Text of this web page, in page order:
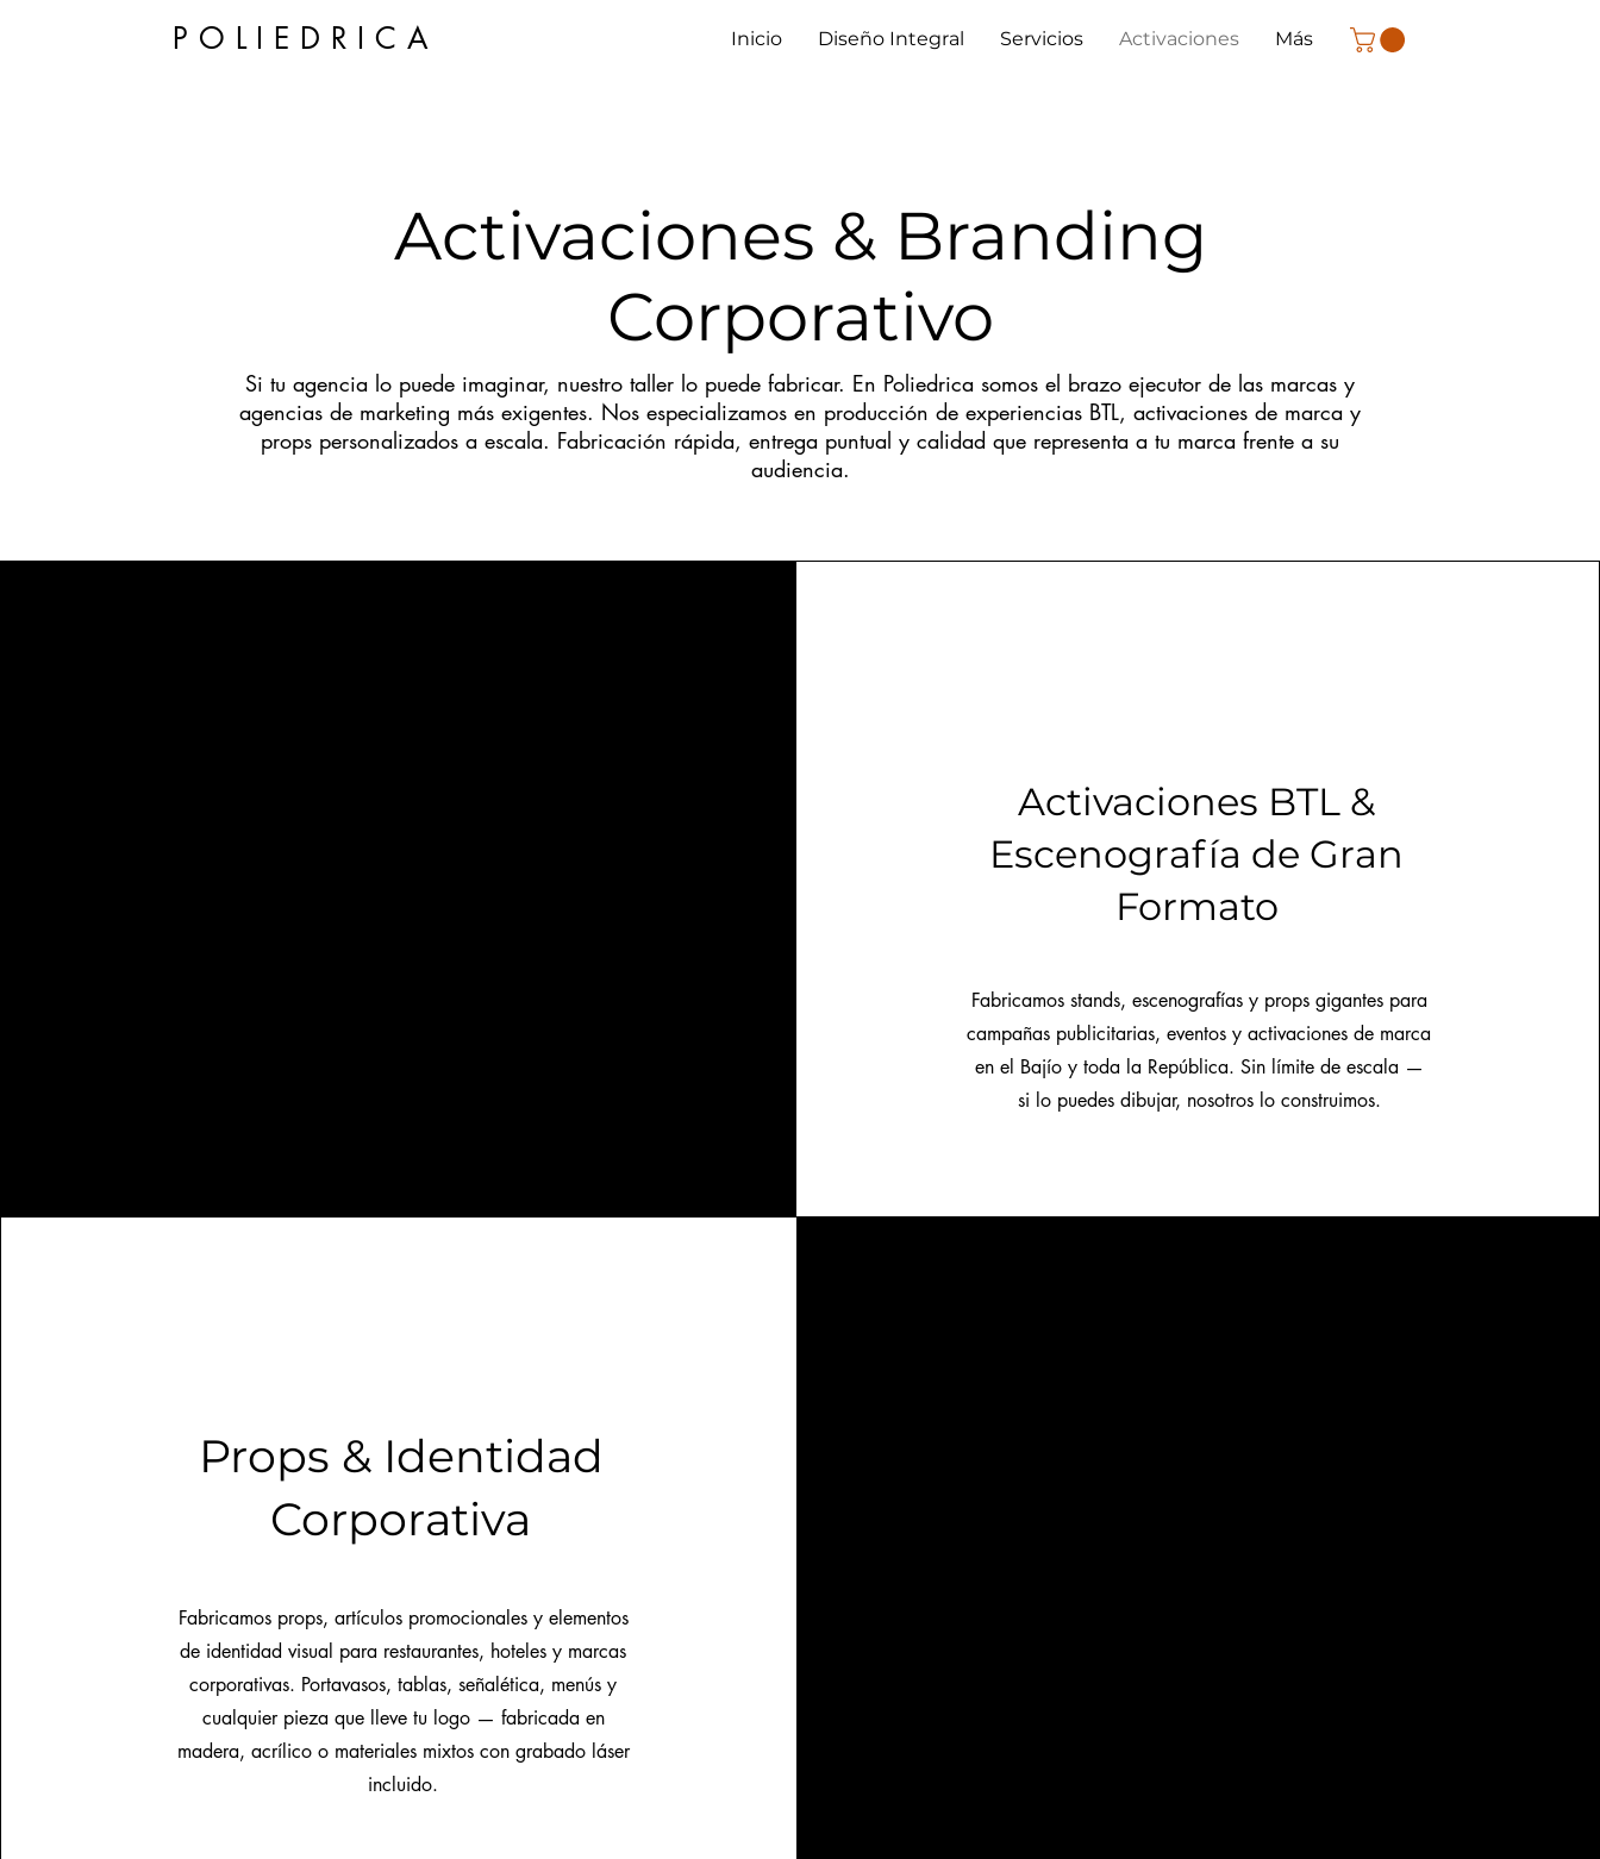
POLIEDRICA Inicio Diseño Integral Servicios Activaciones Más
Activaciones & Branding
Corporativo
Si tu agencia lo puede imaginar, nuestro taller lo puede fabricar. En Poliedrica somos el brazo ejecutor de las marcas y
agencias de marketing más exigentes. Nos especializamos en producción de experiencias BTL, activaciones de marca y
props personalizados a escala. Fabricación rápida, entrega puntual y calidad que representa a tu marca frente a su
audiencia.
Activaciones BTL &
Escenografía de Gran
Formato
Fabricamos stands, escenografías y props gigantes para
campañas publicitarias, eventos y activaciones de marca
en el Bajío y toda la República. Sin límite de escala —
si lo puedes dibujar, nosotros lo construimos.
Props & Identidad
Corporativa
Fabricamos props, artículos promocionales y elementos
de identidad visual para restaurantes, hoteles y marcas
corporativas. Portavasos, tablas, señalética, menús y
cualquier pieza que lleve tu logo — fabricada en
madera, acrílico o materiales mixtos con grabado láser
incluido.